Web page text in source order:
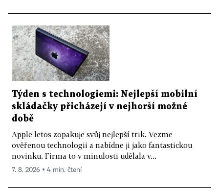
Týden s technologiemi: Nejlepší mobilní
skládačky přicházejí v nejhorší možné
době
Apple letos zopakuje svůj nejlepší trik. Vezme
ověřenou technologii a nabídne ji jako fantastickou
novinku. Firma to v minulosti udělala v...
7. 8. 2026 ▪ 4 min. čtení